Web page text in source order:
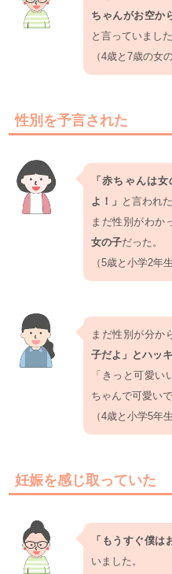
ちゃんがお空か
と言っていました
（4歳と7歳の女
性別を予言された
「赤ちゃんは
よ！」 と言われた
まだ性別がわか
女の子だった。
（5歳と小学2年
まだ性別が分か
子だよ」とハッ
「きっと可愛い
ちゃんで可愛いで
（4歳と小学5年
妊娠を感じ取っていた
「もうすぐ僕は
いました。